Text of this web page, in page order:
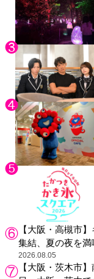
【大阪・高槻市
集結、夏の夜を
2026.08.05
【大阪・茨木市